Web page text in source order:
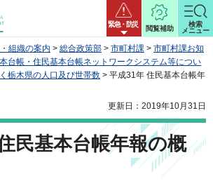
緊急・防災
閲覧補助
検索
メニュー
組織の案内 > 総合政策部 > 市町村課 > 市町村課お知
台帳・住民基本台帳ネットワークシステム等につい
栃木県の人口及び世帯数 > 平成31年 住民基本台帳年
更新日：2019年10月31日
民基本台帳年報の概